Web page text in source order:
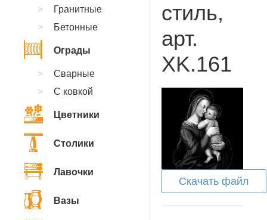
стиль,
арт.
XK.161
Скачать файл
Гранитные
Бетонные
Ограды
Сварные
С ковкой
Цветники
Столики
Лавочки
Вазы